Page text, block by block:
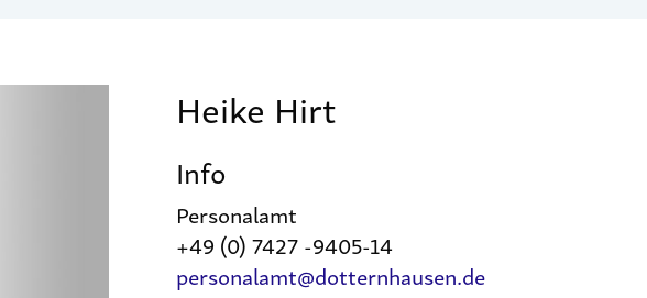
Heike Hirt
Info
Personalamt
+49 (0) 7427 -9405-14
personalamt@dotternhausen.de